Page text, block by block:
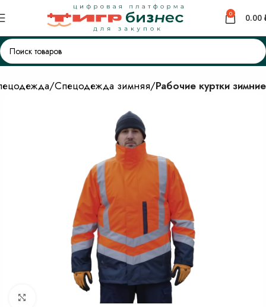
0 0.00
Спецодежда зимняя Рабочие куртки зимние
Нажмите, чтобы увеличить изображение